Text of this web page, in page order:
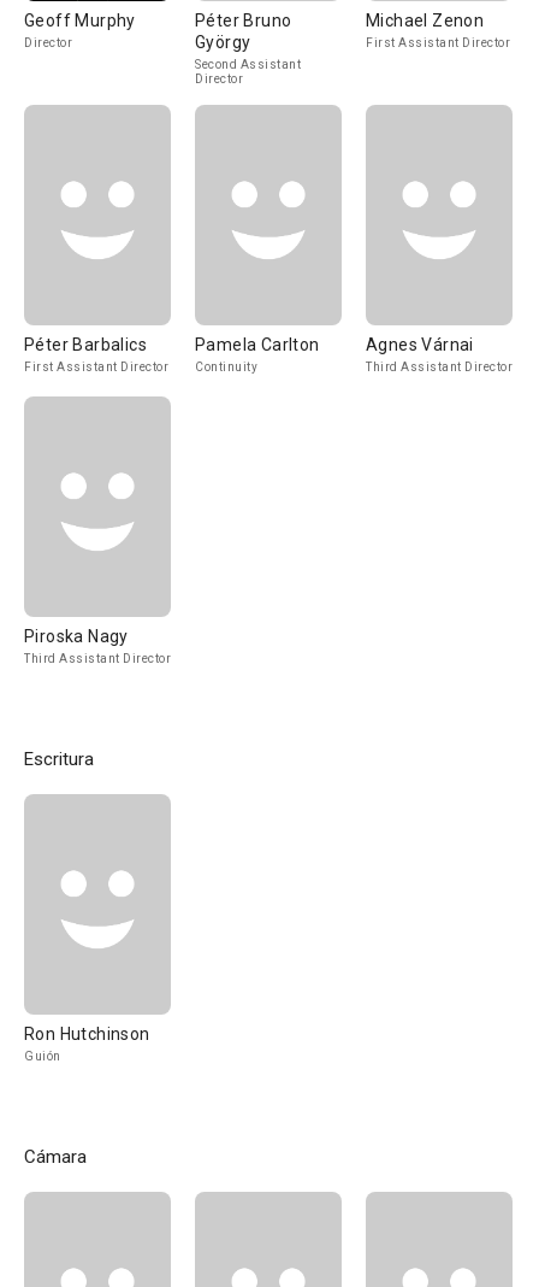
Geoff Murphy
Director
Péter Bruno
György
Second Assistant
Director
Michael Zenon
First Assistant Director
Péter Barbalics
First Assistant Director
Pamela Carlton
Continuity
Agnes Várnai
Third Assistant Director
Piroska Nagy
Third Assistant Director
Escritura
Ron Hutchinson
Guión
Cámara